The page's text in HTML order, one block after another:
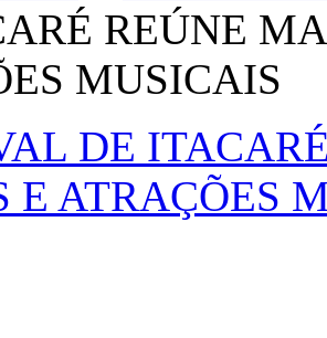
REÚNE
MUSICAIS
DE
E ATRAÇÕES